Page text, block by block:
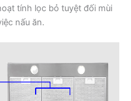
tính lọc bỏ tuyệt đối mùi
nấu ăn.